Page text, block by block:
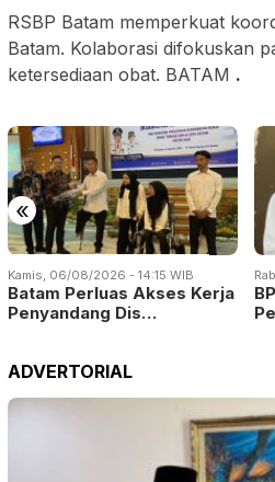
RSBP Batam memperkuat
Batam. Kolaborasi difokuskan
ketersediaan obat. BATAM .
«
Kamis, 06/08/2026 - 14:15 WIB
Batam Perluas Akses Kerja
Penyandang Dis…
ADVERTORIAL